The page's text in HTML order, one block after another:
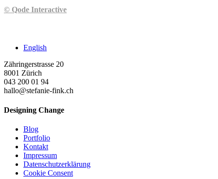
© Qode Interactive
English
Zähringerstrasse 20
8001 Zürich
043 200 01 94
hallo@stefanie-fink.ch
Designing Change
Blog
Portfolio
Kontakt
Impressum
Datenschutzerklärung
Cookie Consent